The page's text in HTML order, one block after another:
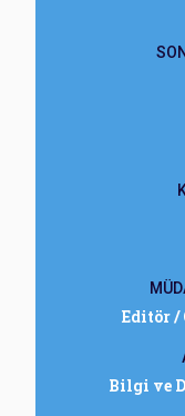
Editör /
Bilgi ve